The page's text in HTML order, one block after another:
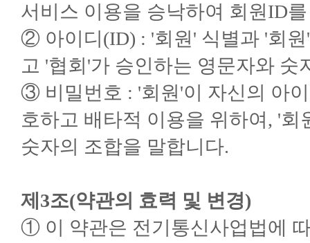
서비스 이용을 승낙하여 회원ID
② 아이디(ID) : '회원' 식별과 '회
고 '협회'가 승인하는 영문자와 숫
③ 비밀번호 : '회원'이 자신의 아
호하고 배타적 이용을 위하여, '
숫자의 조합을 말합니다.
제3조(약관의 효력 및 변경)
① 이 약관은 전기통신사업법에